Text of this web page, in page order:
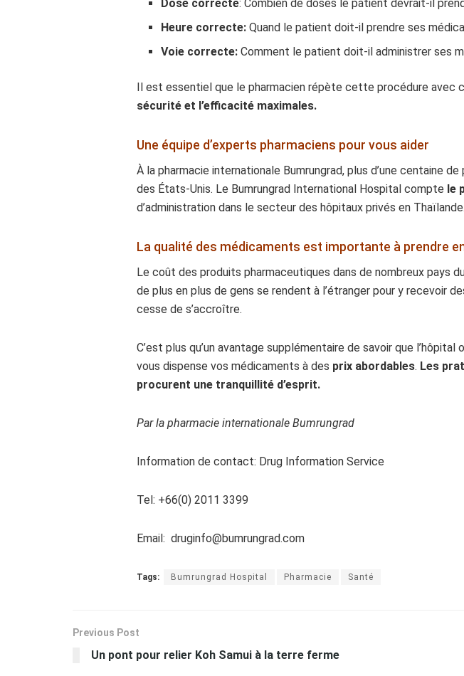
Dose correcte: Combien de doses le patient devrait-il
Heure correcte: Quand le patient doit-il prendre ses
Voie correcte: Comment le patient doit-il administrer ses
Il est essentiel que le pharmacien répète cette procédure avec
sécurité et l’efficacité maximales.
Une équipe d’experts pharmaciens pour vous aider
À la pharmacie internationale Bumrungrad, plus d’une centaine
des États-Unis. Le Bumrungrad International Hospital compte le
d’administration dans le secteur des hôpitaux privés en Thaïlande.
La qualité des médicaments est importante à prendre
Le coût des produits pharmaceutiques dans de nombreux pays
de plus en plus de gens se rendent à l’étranger pour y recevoir
cesse de s’accroître.
C’est plus qu’un avantage supplémentaire de savoir que
vous dispense vos médicaments à des prix abordables. Les
procurent une tranquillité d’esprit.
Par la pharmacie internationale Bumrungrad
Information de contact: Drug Information Service
Tel: +66(0) 2011 3399
Email: druginfo@bumrungrad.com
Tags: Bumrungrad Hospital Pharmacie Santé
Previous Post
Un pont pour relier Koh Samui à la terre ferme